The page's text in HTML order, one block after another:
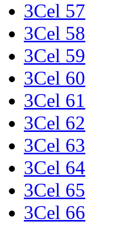
3Cel 57
3Cel 58
3Cel 59
3Cel 60
3Cel 61
3Cel 62
3Cel 63
3Cel 64
3Cel 65
3Cel 66